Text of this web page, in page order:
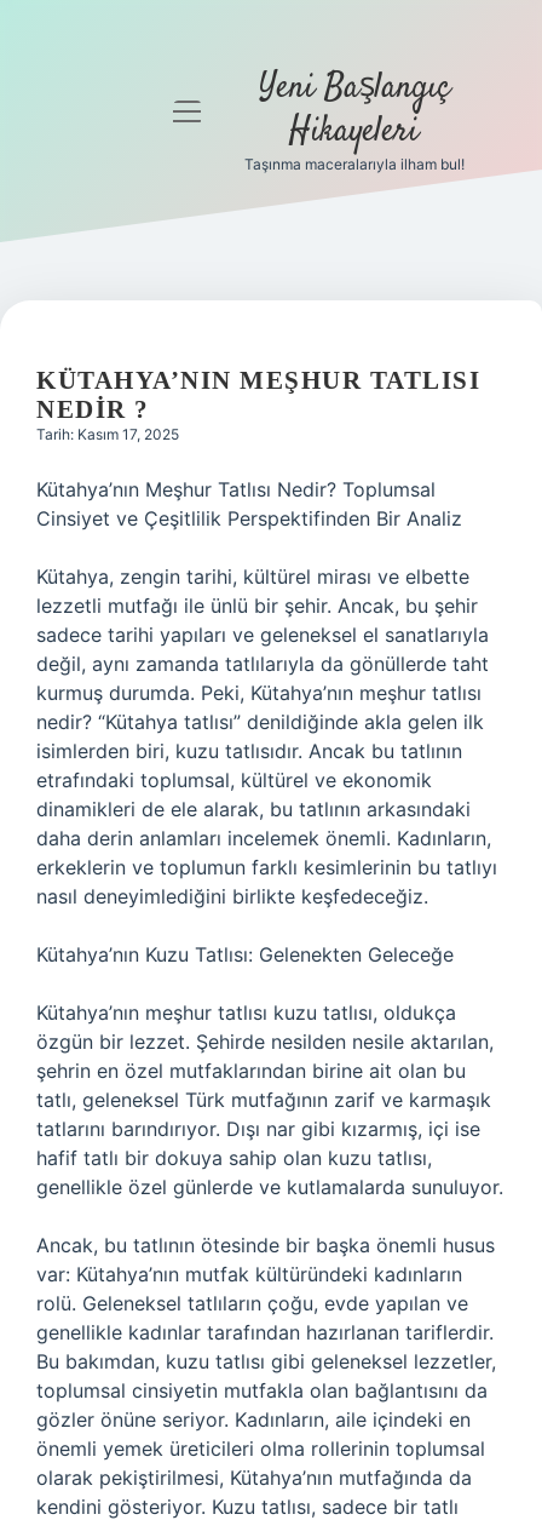
Gizlilik
Hakkımızda
menüyü
Yeni Başlangıç
Hikayeleri
Taşınma maceralarıyla ilham bul!
KÜTAHYA’NIN MEŞHUR TATLISI
NEDIR ?
Tarih: Kasım 17, 2025
Kütahya’nın Meşhur Tatlısı Nedir? Toplumsal
Cinsiyet ve Çeşitlilik Perspektifinden Bir Analiz
Kütahya, zengin tarihi, kültürel mirası ve elbette
lezzetli mutfağı ile ünlü bir şehir. Ancak, bu şehir
sadece tarihi yapıları ve geleneksel el sanatlarıyla
değil, aynı zamanda tatlılarıyla da gönüllerde taht
kurmuş durumda. Peki, Kütahya’nın meşhur tatlısı
nedir? “Kütahya tatlısı” denildiğinde akla gelen ilk
isimlerden biri, kuzu tatlısıdır. Ancak bu tatlının
etrafındaki toplumsal, kültürel ve ekonomik
dinamikleri de ele alarak, bu tatlının arkasındaki
daha derin anlamları incelemek önemli. Kadınların,
erkeklerin ve toplumun farklı kesimlerinin bu tatlıyı
nasıl deneyimlediğini birlikte keşfedeceğiz.
Kütahya’nın Kuzu Tatlısı: Gelenekten Geleceğe
Kütahya’nın meşhur tatlısı kuzu tatlısı, oldukça
özgün bir lezzet. Şehirde nesilden nesile aktarılan,
şehrin en özel mutfaklarından birine ait olan bu
tatlı, geleneksel Türk mutfağının zarif ve karmaşık
tatlarını barındırıyor. Dışı nar gibi kızarmış, içi ise
hafif tatlı bir dokuya sahip olan kuzu tatlısı,
genellikle özel günlerde ve kutlamalarda sunuluyor.
Ancak, bu tatlının ötesinde bir başka önemli husus
var: Kütahya’nın mutfak kültüründeki kadınların
rolü. Geleneksel tatlıların çoğu, evde yapılan ve
genellikle kadınlar tarafından hazırlanan tariflerdir.
Bu bakımdan, kuzu tatlısı gibi geleneksel lezzetler,
toplumsal cinsiyetin mutfakla olan bağlantısını da
gözler önüne seriyor. Kadınların, aile içindeki en
önemli yemek üreticileri olma rollerinin toplumsal
olarak pekiştirilmesi, Kütahya’nın mutfağında da
kendini gösteriyor. Kuzu tatlısı, sadece bir tatlı